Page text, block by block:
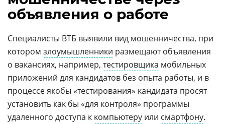
объявления о работе
Специалисты ВТБ выявили вид мошенничества, при
котором злоумышленники размещают объявления
о вакансиях, например, тестировщика мобильных
приложений для кандидатов без опыта работы, и в
процессе якобы «тестирования» кандидата просят
установить как бы «для контроля» программы
удаленного доступа к компьютеру или смартфону.